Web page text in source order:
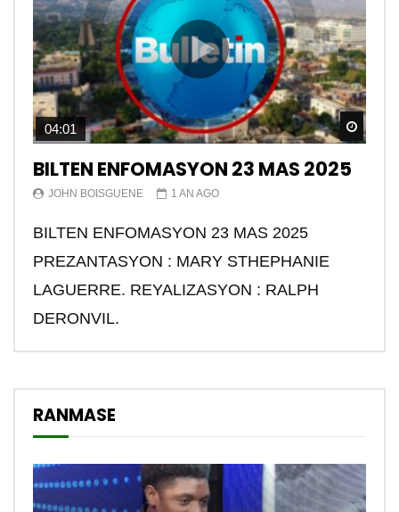
04:01
BILTEN ENFOMASYON 23 MAS 2025
JOHN BOISGUENE 1 AN AGO
BILTEN ENFOMASYON 23 MAS 2025
PREZANTASYON : MARY STHEPHANIE
LAGUERRE. REYALIZASYON : RALPH
DERONVIL.
RANMASE